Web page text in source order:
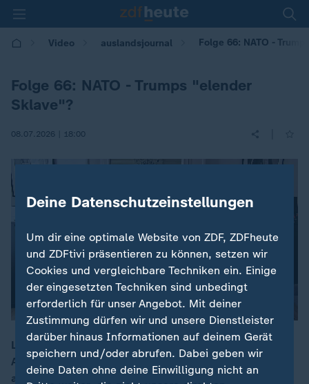
Video auslandsjournal Folge 66: NATO -
Folge 66: NATO - Trumps "elender
Sklave"?
08.07.2026 | 18:00
00:15
Live-Folge zum NATO-Gipfel: Trump kündigt neue
Angriffe auf Iran an, bringt die Grönland-Frage erneut
auf und sorgt für wachsende Unsicherheit im Bündnis.
Deine Datenschutzeinstellungen
Um dir eine optimale Website von ZDF, ZDFheute
und ZDFtivi präsentieren zu können, setzen wir
Cookies und vergleichbare Techniken ein. Einige
der eingesetzten Techniken sind unbedingt
erforderlich für unser Angebot. Mit deiner
Zustimmung dürfen wir und unsere Dienstleister
darüber hinaus Informationen auf deinem Gerät
speichern und/oder abrufen. Dabei geben wir
deine Daten ohne deine Einwilligung nicht an